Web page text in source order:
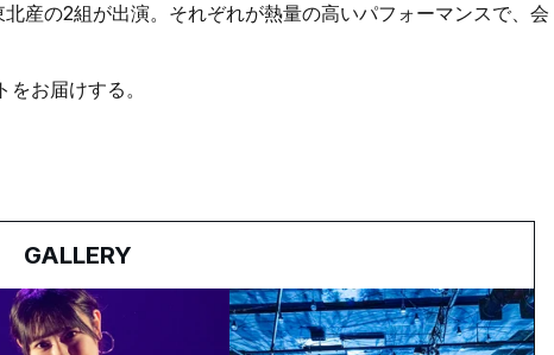
産の2組が出演。それぞれが熱量の高いパフォーマンスで、会
お届けする。
GALLERY